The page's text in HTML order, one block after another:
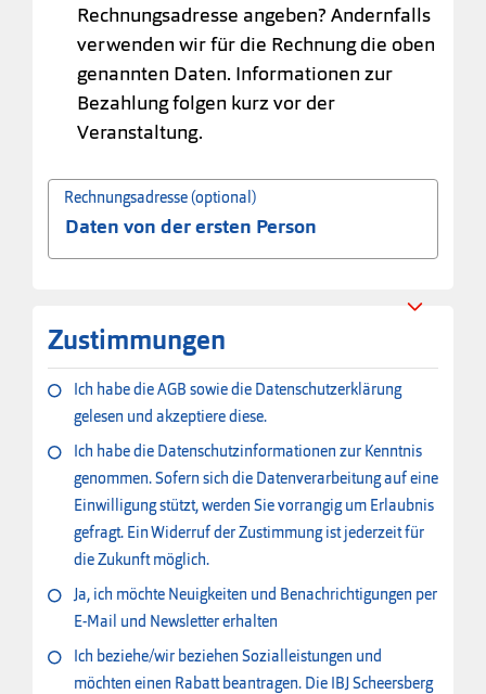
Rechnungsadresse angeben? Andernfalls
verwenden wir für die Rechnung die oben
genannten Daten. Informationen zur
Bezahlung folgen kurz vor der
Veranstaltung.
Rechnungsadresse (optional)
Zustimmungen
Ich habe die AGB sowie die Datenschutzerklärung
gelesen und akzeptiere diese.
Ich habe die Datenschutzinformationen zur Kenntnis
genommen. Sofern sich die Datenverarbeitung auf eine
Einwilligung stützt, werden Sie vorrangig um Erlaubnis
gefragt. Ein Widerruf der Zustimmung ist jederzeit für
die Zukunft möglich.
Ja, ich möchte Neuigkeiten und Benachrichtigungen per
E-Mail und Newsletter erhalten
Ich beziehe/wir beziehen Sozialleistungen und
möchten einen Rabatt beantragen. Die IBJ Scheersberg